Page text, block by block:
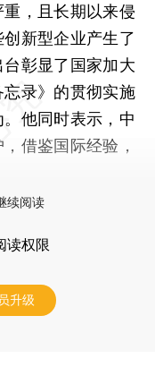
，且长期以来侵
新型企业产生了
彰显了国家加大
录》的贯彻实施
他同时表示，中
借鉴国际经验，
续阅读
读权限
升级